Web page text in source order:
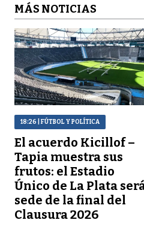
MÁS NOTICIAS
18:26 | FÚTBOL Y POLÍTICA
El acuerdo Kicillof –
Tapia muestra sus
frutos: el Estadio
Único de La Plata
sede de la final del
Clausura 2026